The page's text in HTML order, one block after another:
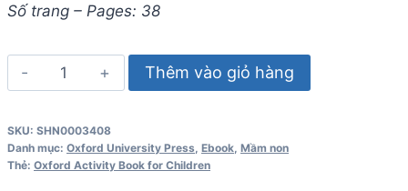
Số trang – Pages: 38
Oxford
Activity
for
Children
Thêm vào giỏ hàng
SKU: SHN0003408
Danh mục: Oxford University Press Ebook Mầm non
Thẻ: Oxford Activity Book for Children